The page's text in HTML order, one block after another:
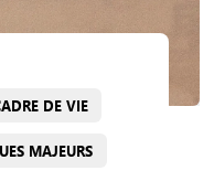
DE VIE
MAJEURS